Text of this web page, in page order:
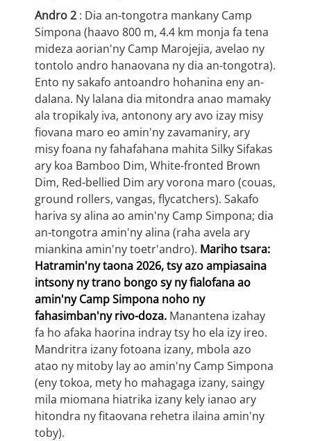
Andro 2 : Dia an-tongotra mankany Camp
Simpona (haavo 800 m, 4.4 km monja fa tena
mideza aorian'ny Camp Marojejia, avelao ny
tontolo andro hanaovana ny dia an-tongotra).
Ento ny sakafo antoandro hohanina eny an-
dalana. Ny lalana dia mitondra anao mamaky
ala tropikaly iva, antonony ary avo izay misy
fiovana maro eo amin'ny zavamaniry, ary
misy foana ny fahafahana mahita Silky Sifakas
ary koa Bamboo Dim, White-fronted Brown
Dim, Red-bellied Dim ary vorona maro (couas,
ground rollers, vangas, flycatchers). Sakafo
hariva sy alina ao amin'ny Camp Simpona; dia
an-tongotra amin'ny alina (raha avela ary
miankina amin'ny toetr'andro). Mariho tsara:
Hatramin'ny taona 2026, tsy azo ampiasaina
intsony ny trano bongo sy ny fialofana ao
amin'ny Camp Simpona noho ny
fahasimban'ny rivo-doza. Manantena izahay
fa ho afaka haorina indray tsy ho ela izy ireo.
Mandritra izany fotoana izany, mbola azo
atao ny mitoby lay ao amin'ny Camp Simpona
(eny tokoa, mety ho mahagaga izany, saingy
mila miomana hiatrika izany kely ianao ary
hitondra ny fitaovana rehetra ilaina amin'ny
toby).